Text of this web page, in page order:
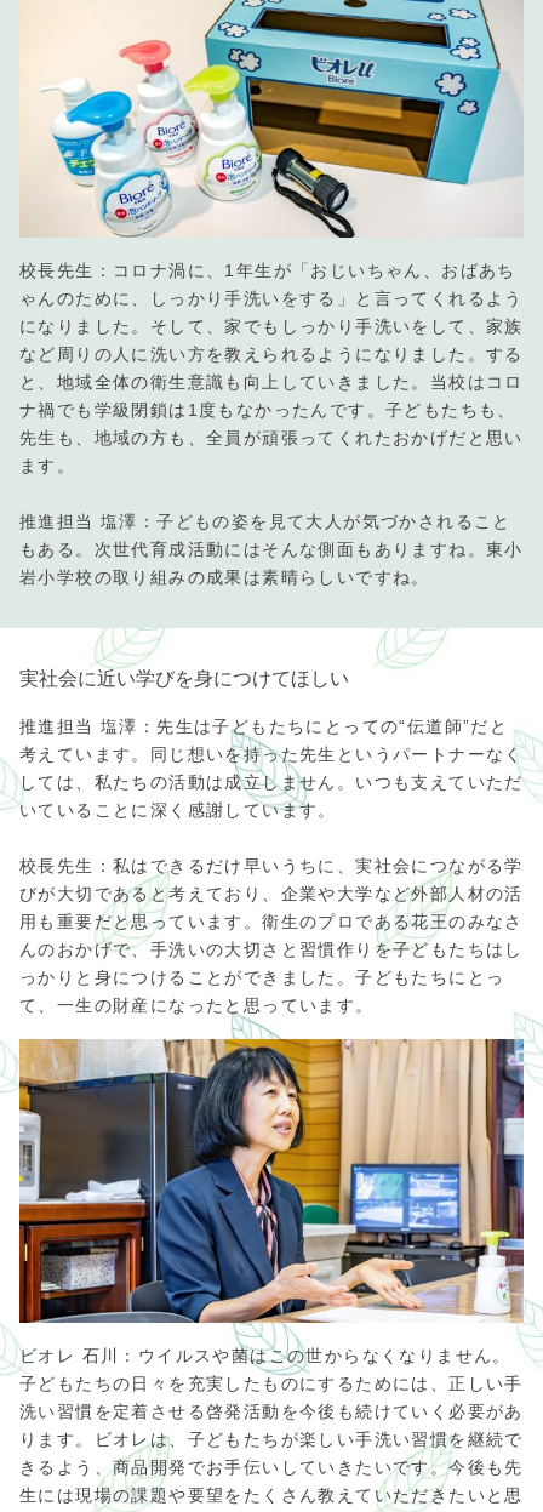
校長先生：コロナ渦に、1年生が「おじいちゃん、おばあち
ゃんのために、しっかり手洗いをする」と言ってくれるよう
になりました。そして、家でもしっかり手洗いをして、家族
など周りの人に洗い方を教えられるようになりました。する
と、地域全体の衛生意識も向上していきました。当校はコロ
ナ禍でも学級閉鎖は1度もなかったんです。子どもたちも、
先生も、地域の方も、全員が頑張ってくれたおかげだと思い
ます。
推進担当 塩澤：子どもの姿を見て大人が気づかされること
もある。次世代育成活動にはそんな側面もありますね。東小
岩小学校の取り組みの成果は素晴らしいですね。
実社会に近い学びを身につけてほしい
推進担当 塩澤：先生は子どもたちにとっての“伝道師”だと
考えています。同じ想いを持った先生というパートナーなく
しては、私たちの活動は成立しません。いつも支えていただ
いていることに深く感謝しています。
校長先生：私はできるだけ早いうちに、実社会につながる学
びが大切であると考えており、企業や大学など外部人材の活
用も重要だと思っています。衛生のプロである花王のみなさ
んのおかげで、手洗いの大切さと習慣作りを子どもたちはし
っかりと身につけることができました。子どもたちにとっ
て、一生の財産になったと思っています。
ビオレ 石川：ウイルスや菌はこの世からなくなりません。
子どもたちの日々を充実したものにするためには、正しい手
洗い習慣を定着させる啓発活動を今後も続けていく必要があ
ります。ビオレは、子どもたちが楽しい手洗い習慣を継続で
きるよう、商品開発でお手伝いしていきたいです。今後も先
生には現場の課題や要望をたくさん教えていただきたいと思